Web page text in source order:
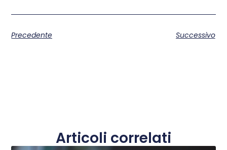
Precedente Successivo
Articoli correlati